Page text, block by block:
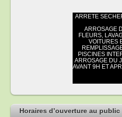
Horaires d’ouverture au public